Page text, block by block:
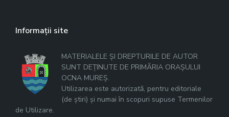
Informații site
MATERIALELE ȘI DREPTURILE DE AUTOR
SUNT DEȚINUTE DE PRIMĂRIA ORAȘULUI
OCNA MUREȘ.
Utilizarea este autorizată, pentru editoriale
(de știri) și numai în scopuri supuse Termenilor
de Utilizare.